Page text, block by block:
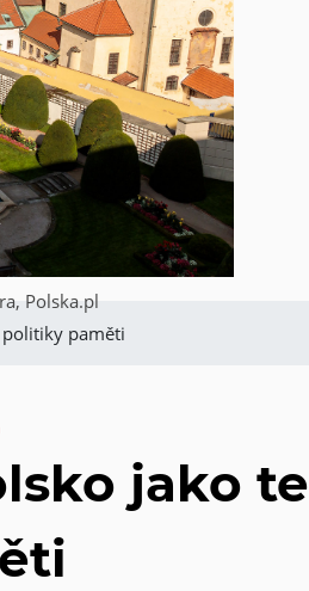
Polska.pl
politiky paměti
jako